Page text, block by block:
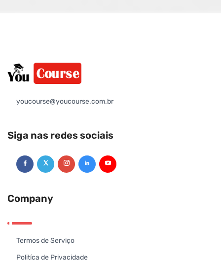
youcourse@youcourse.com.br
Siga nas redes sociais
Company
Termos de Serviço
Politíca de Privacidade